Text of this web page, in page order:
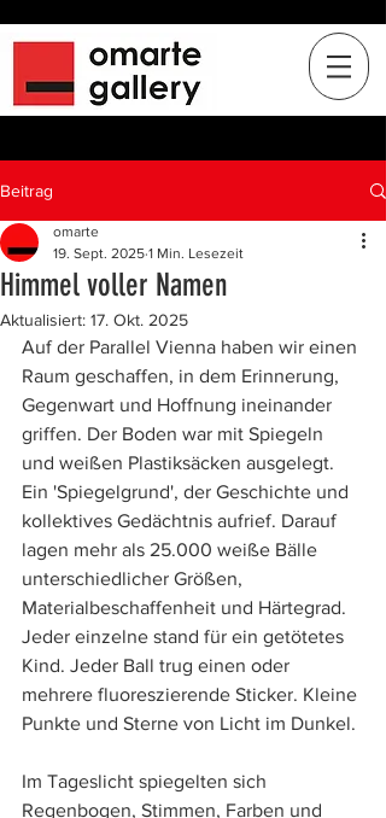
Beitrag
Himmel voller Namen
omarte
19. Sept. 2025 1 Min. Lesezeit
Aktualisiert: 17. Okt. 2025
Auf der Parallel Vienna haben wir einen
Raum geschaffen, in dem Erinnerung,
Gegenwart und Hoffnung ineinander
griffen. Der Boden war mit Spiegeln
und weißen Plastiksäcken ausgelegt.
Ein 'Spiegelgrund', der Geschichte und
kollektives Gedächtnis aufrief. Darauf
lagen mehr als 25.000 weiße Bälle
unterschiedlicher Größen,
Materialbeschaffenheit und Härtegrad.
Jeder einzelne stand für ein getötetes
Kind. Jeder Ball trug einen oder
mehrere fluoreszierende Sticker. Kleine
Punkte und Sterne von Licht im Dunkel.
Im Tageslicht spiegelten sich
Regenbogen, Stimmen, Farben und